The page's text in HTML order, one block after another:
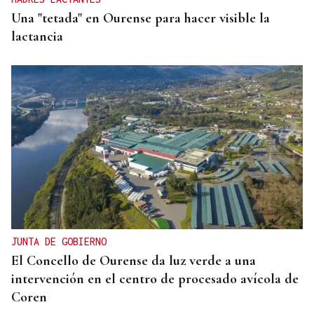
Una "tetada" en Ourense para hacer visible la
lactancia
JUNTA DE GOBIERNO
El Concello de Ourense da luz verde a una
intervención en el centro de procesado avícola de
Coren